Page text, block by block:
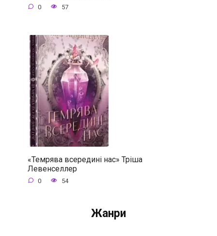
0 57
«Темрява всередині нас» Тріша
Левенселлер
0 54
Жанри